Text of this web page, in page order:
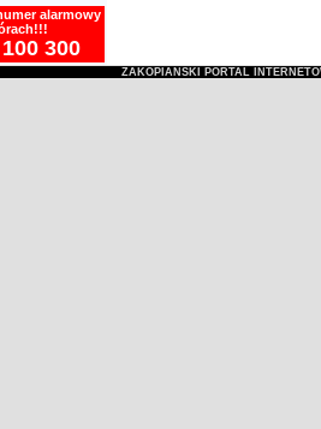
alarmowy
300
ZAKOPIAŃSKI PORTAL